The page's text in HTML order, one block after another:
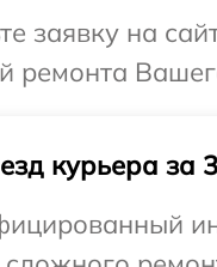
заявку на
ремонта
курьера за